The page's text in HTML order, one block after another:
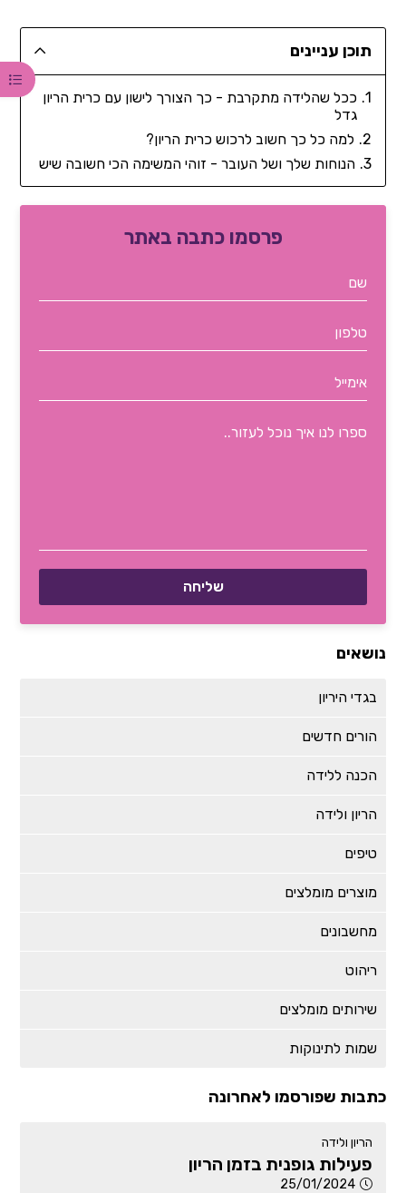
תוכן עניינים
ככל שהלידה מתקרבת - כך הצורך לישון עם כרית הריון
גדל
למה כל כך חשוב לרכוש כרית הריון?
הנוחות שלך ושל העובר - זוהי המשימה הכי חשובה שיש
פרסמו כתבה באתר
נושאים
בגדי היריון
הורים חדשים
הכנה ללידה
הריון ולידה
טיפים
מוצרים מומלצים
מחשבונים
ריהוט
שירותים מומלצים
שמות לתינוקות
כתבות שפורסמו לאחרונה
הריון ולידה
פעילות גופנית בזמן הריון
25/01/2024